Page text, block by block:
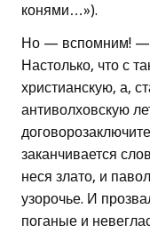
конями…»).
Но — вспомним! —
Настолько, что с
христианскую, а,
антиволховскую
заканчивается
неся злато, и
узорочье. И
поганые и